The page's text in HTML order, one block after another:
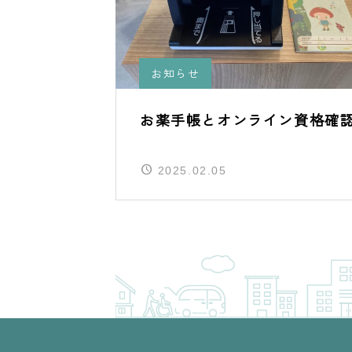
お知らせ
お薬手帳とオンライン資格確
2025.02.05